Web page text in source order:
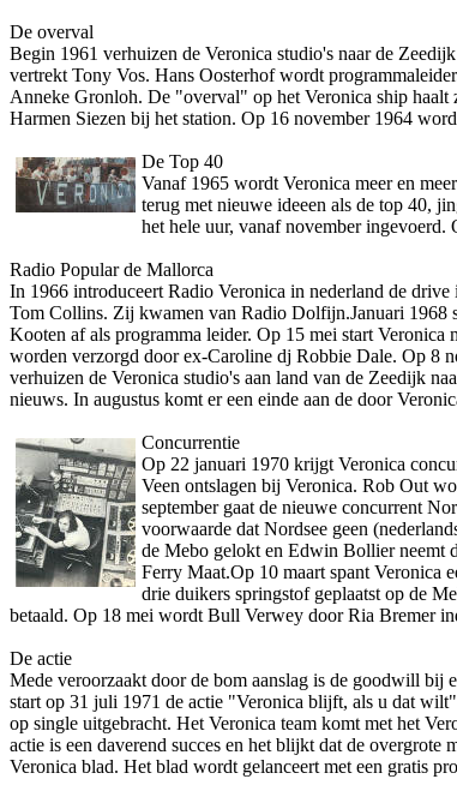
De overval
Begin 1961 verhuizen de Veronica studio's naar de
vertrekt Tony Vos. Hans Oosterhof wordt
Anneke Gronloh. De "overval" op het Veronica ship
Harmen Siezen bij het station. Op 16 november 1964
De Top 40
Vanaf 1965 wordt Veronica meer en
terug met nieuwe ideeen als de top 40,
het hele uur, vanaf november
Radio Popular de Mallorca
In 1966 introduceert Radio Veronica in nederland de
Tom Collins. Zij kwamen van Radio Dolfijn.Januari 1968
Kooten af als programma leider. Op 15 mei start
worden verzorgd door ex-Caroline dj Robbie Dale. Op 8
verhuizen de Veronica studio's aan land van de Zeedijk
nieuws. In augustus komt er een einde aan de door
Concurrentie
Op 22 januari 1970 krijgt Veronica
Veen o­ntslagen bij Veronica. Rob Out
september gaat de nieuwe concurrent
voorwaarde dat Nordsee geen
de Mebo gelokt en Edwin Bollier neemt
Ferry Maat.Op 10 maart spant Veronica
drie duikers springstof geplaatst op de
betaald. Op 18 mei wordt Bull Verwey door Ria Bremer
De actie
Mede veroorzaakt door de bom aanslag is de goodwill bij
start op 31 juli 1971 de actie "Veronica blijft, als u dat
op single uitgebracht. Het Veronica team komt met het
actie is een daverend succes en het blijkt dat de
Veronica blad. Het blad wordt gelanceert met een gratis